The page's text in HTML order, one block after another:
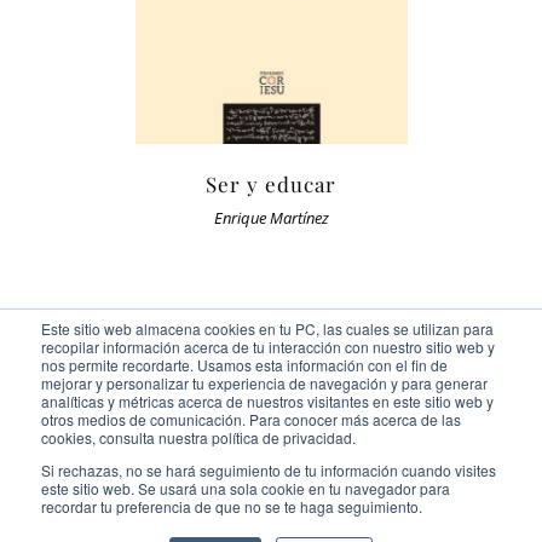
Este sitio web almacena cookies en tu PC, las cuales se utilizan para
recopilar información acerca de tu interacción con nuestro sitio web y
nos permite recordarte. Usamos esta información con el fin de
mejorar y personalizar tu experiencia de navegación y para generar
analíticas y métricas acerca de nuestros visitantes en este sitio web y
otros medios de comunicación. Para conocer más acerca de las
cookies, consulta nuestra política de privacidad.
Si rechazas, no se hará seguimiento de tu información cuando visites
este sitio web. Se usará una sola cookie en tu navegador para
recordar tu preferencia de que no se te haga seguimiento.
Ser y educar
Enrique Martínez
Ediciones Cor Iesu Copyright 2020 |id digital agency
Eliminar cookies